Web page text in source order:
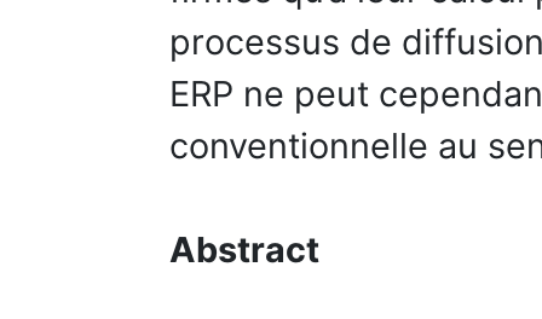
processus de
ERP ne peut
conventionnelle au
Abstract